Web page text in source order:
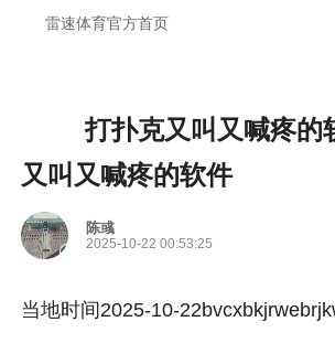
打扑克又叫又喊疼的软件-
雷速体育官方首页
打扑克又叫又喊疼的
又叫又喊疼的软件
陈彧
2025-10-22 00:53:25
当地时间2025-10-